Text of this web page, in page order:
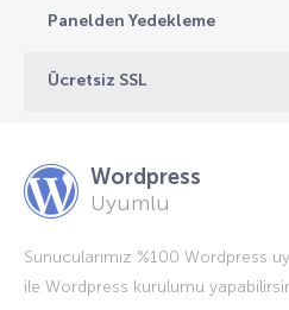
Panelden Yedekleme
Ücretsiz SSL
Wordpress
Uyumlu
Sunucularımız %100 Wordpress
ile Wordpress kurulumu